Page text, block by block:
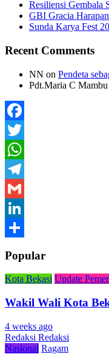
Resiliensi Gembala
GBI Gracia
Sunda Karya Fest
Recent Comments
NN on Pendeta
Pdt.Maria C Mambu
Facebook
Twitter
WhatsApp
Telegram
Gmail
LinkedIn
Popular
Kota Bekasi Update
Wakil Wali Kota
4 weeks ago
Redaksi Redaksi
Nasional Ragam